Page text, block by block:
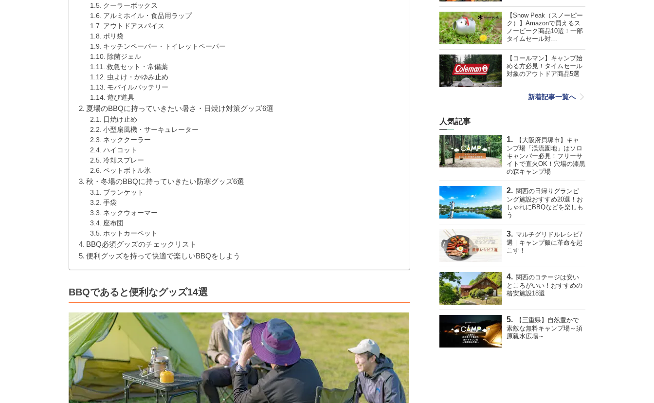
クーラーボックス
アルミホイル・食品用ラップ
アウトドアスパイス
ポリ袋
キッチンペーパー・トイレットペーパー
除菌ジェル
救急セット・常備薬
虫よけ・かゆみ止め
モバイルバッテリー
遊び道具
夏場のBBQに持っていきたい暑さ・日焼け対策グッズ6選
日焼け止め
小型扇風機・サーキュレーター
ネッククーラー
ハイコット
冷却スプレー
ペットボトル氷
秋・冬場のBBQに持っていきたい防寒グッズ6選
ブランケット
手袋
ネックウォーマー
座布団
ホットカーペット
BBQ必須グッズのチェックリスト
便利グッズを持って快適で楽しいBBQをしよう
BBQであると便利なグッズ14選
【Snow Peak（スノーピー
ク）】Amazonで買えるス
ノーピーク商品10選！一部
タイムセール対…
【コールマン】キャンプ始
める方必見！タイムセール
対象のアウトドア商品5選
新着記事一覧へ
人気記事
【大阪府貝塚市】キャ
ンプ場「渓流園地」はソロ
キャンパー必見！フリーサ
イトで直火OK！穴場の漆黒
の森キャンプ場
関西の日帰りグランピ
ング施設おすすめ20選！お
しゃれにBBQなどを楽しも
う
マルチグリドルレシピ7
選｜キャンプ飯に革命を起
こす！
関西のコテージは安い
ところがいい！おすすめの
格安施設18選
【三重県】自然豊かで
素敵な無料キャンプ場～須
原親水広場～